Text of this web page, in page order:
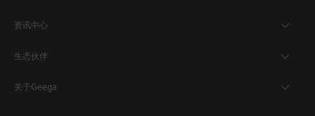
资讯中心
生态伙伴
关于Geega